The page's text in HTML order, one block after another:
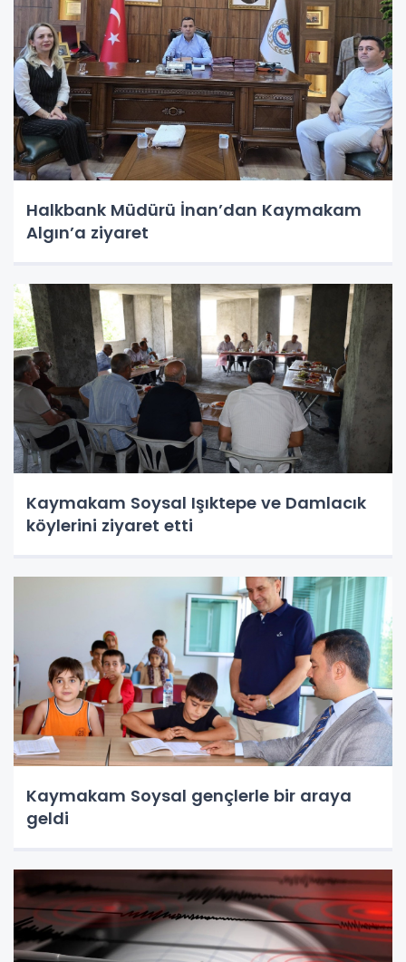
Halkbank Müdürü İnan’dan Kaymakam
Algın’a ziyaret
Kaymakam Soysal Işıktepe ve Damlacık
köylerini ziyaret etti
Kaymakam Soysal gençlerle bir araya
geldi